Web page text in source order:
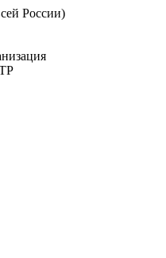
России)